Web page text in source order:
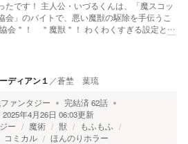
たです！ 主人公・いづるくんは、「魔スコッ
会」のバイトで、悪い魔獣の駆除を手伝うこ
会＂！ ＂魔獣＂！ わくわくすぎる設定と …
ディアン１ ／蒼埜 葉琉
ァンタジー 完結済62話
2025年4月26日 06:03更新
ー
魔術 獣
もふもふ
コミカル ほんのりホラー